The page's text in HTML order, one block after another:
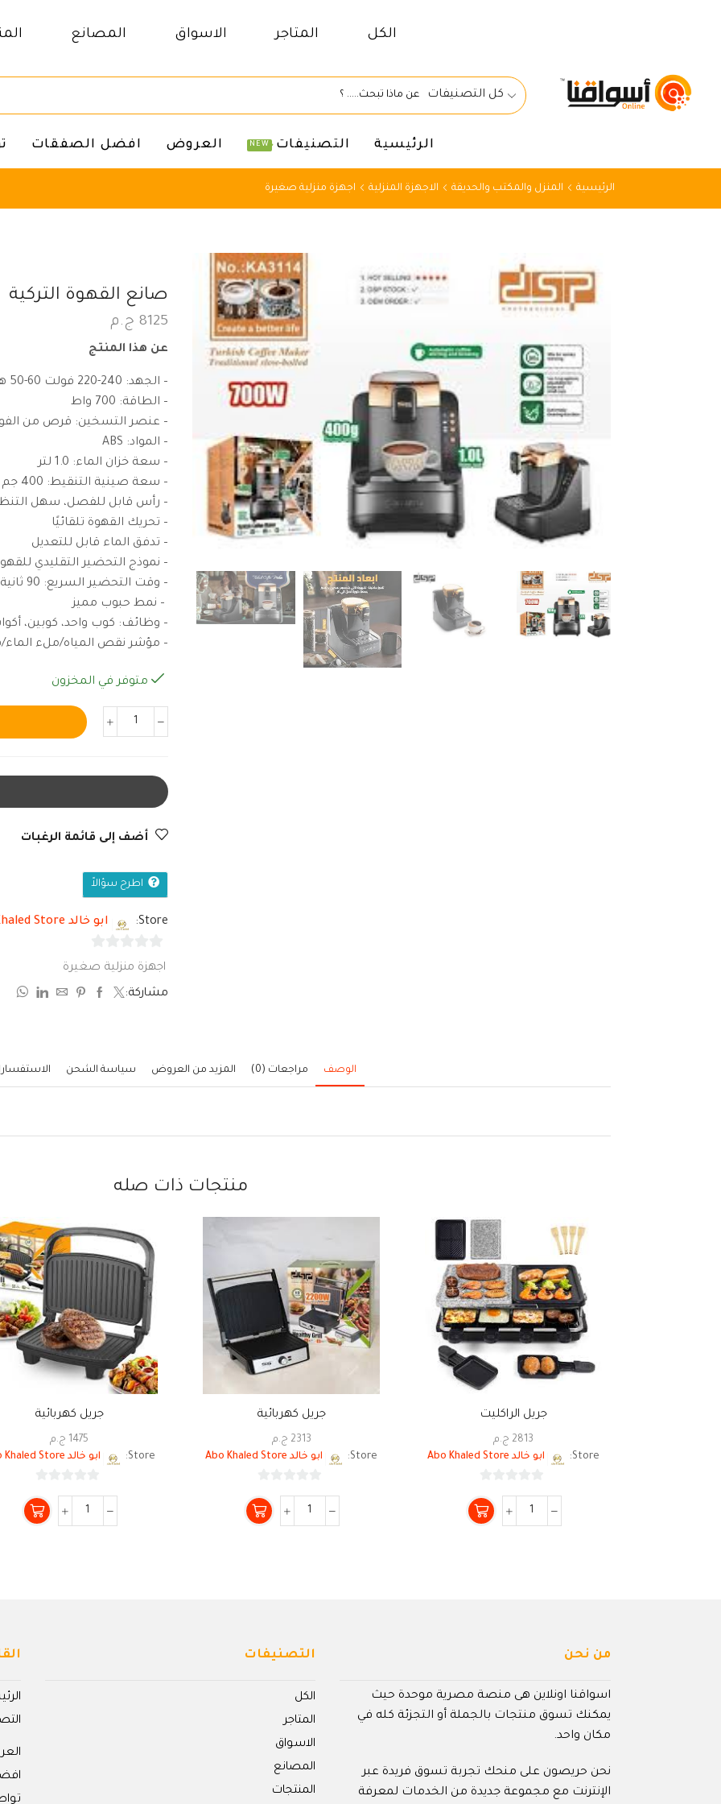
الكل المتاجر الاسواق المصانع
كل التصنيفات
الرئيسية التصنيفات NEW العروض افضل الصفقات
الرئيسية المنزل والمكتب والحديقة الاجهزة المنزلية اجهزة منزلية صغيرة
صانع القهوة التركية
8125 ج.م
عن هذا المنتج
– الجهد: 240-220 فولت 60-50 هرتز
– الطاقة: 700 واط
– عنصر التسخين: قرص من
– المواد: ABS
– سعة خزان الماء: 1.0 لتر
– سعة صينية التنقيط: 400 جم
– رأس قابل للفصل، سهل
– تحريك القهوة تلقائيًا
– تدفق الماء قابل للتعديل
– نموذج التحضير التقليدي للقهوة
– وقت التحضير السريع: 90 ثانية للأكواب الصغيرة، 140 ثانية للأكواب الكبيرة
– نمط حبوب مميز
– وظائف: كوب واحد، كوبين،
– مؤشر نقص المياه/ملء
متوفر في المخزون
أضف إلى قائمة الرغبات
اطرح سؤالاً
Store: ابو خالد Abo Khaled Store
اجهزة منزلية صغيرة
مشاركة:
الوصف مراجعات (0) المزيد من العروض سياسة الشحن
منتجات ذات صله
جريل الراكليت
2813 ج.م
Store:
ابو خالد Abo Khaled Store
من
5
جريل كهربائية
2313 ج.م
Store:
ابو خالد Abo Khaled Store
من
5
جريل كهربائية
1475 ج.م
Store:
ابو خالد Abo Khaled Store
من
5
من نحن
اسواقنا اونلاين هى منصة مصرية موحدة حيث
يمكنك تسوق منتجات بالجملة أو التجزئة كله في
مكان واحد.
نحن حريصون على منحك تجربة تسوق فريدة عبر
الإنترنت مع مجموعة جديدة من الخدمات لمعرفة
التصنيفات
الكل
المتاجر
الاسواق
المصانع
المنتجات